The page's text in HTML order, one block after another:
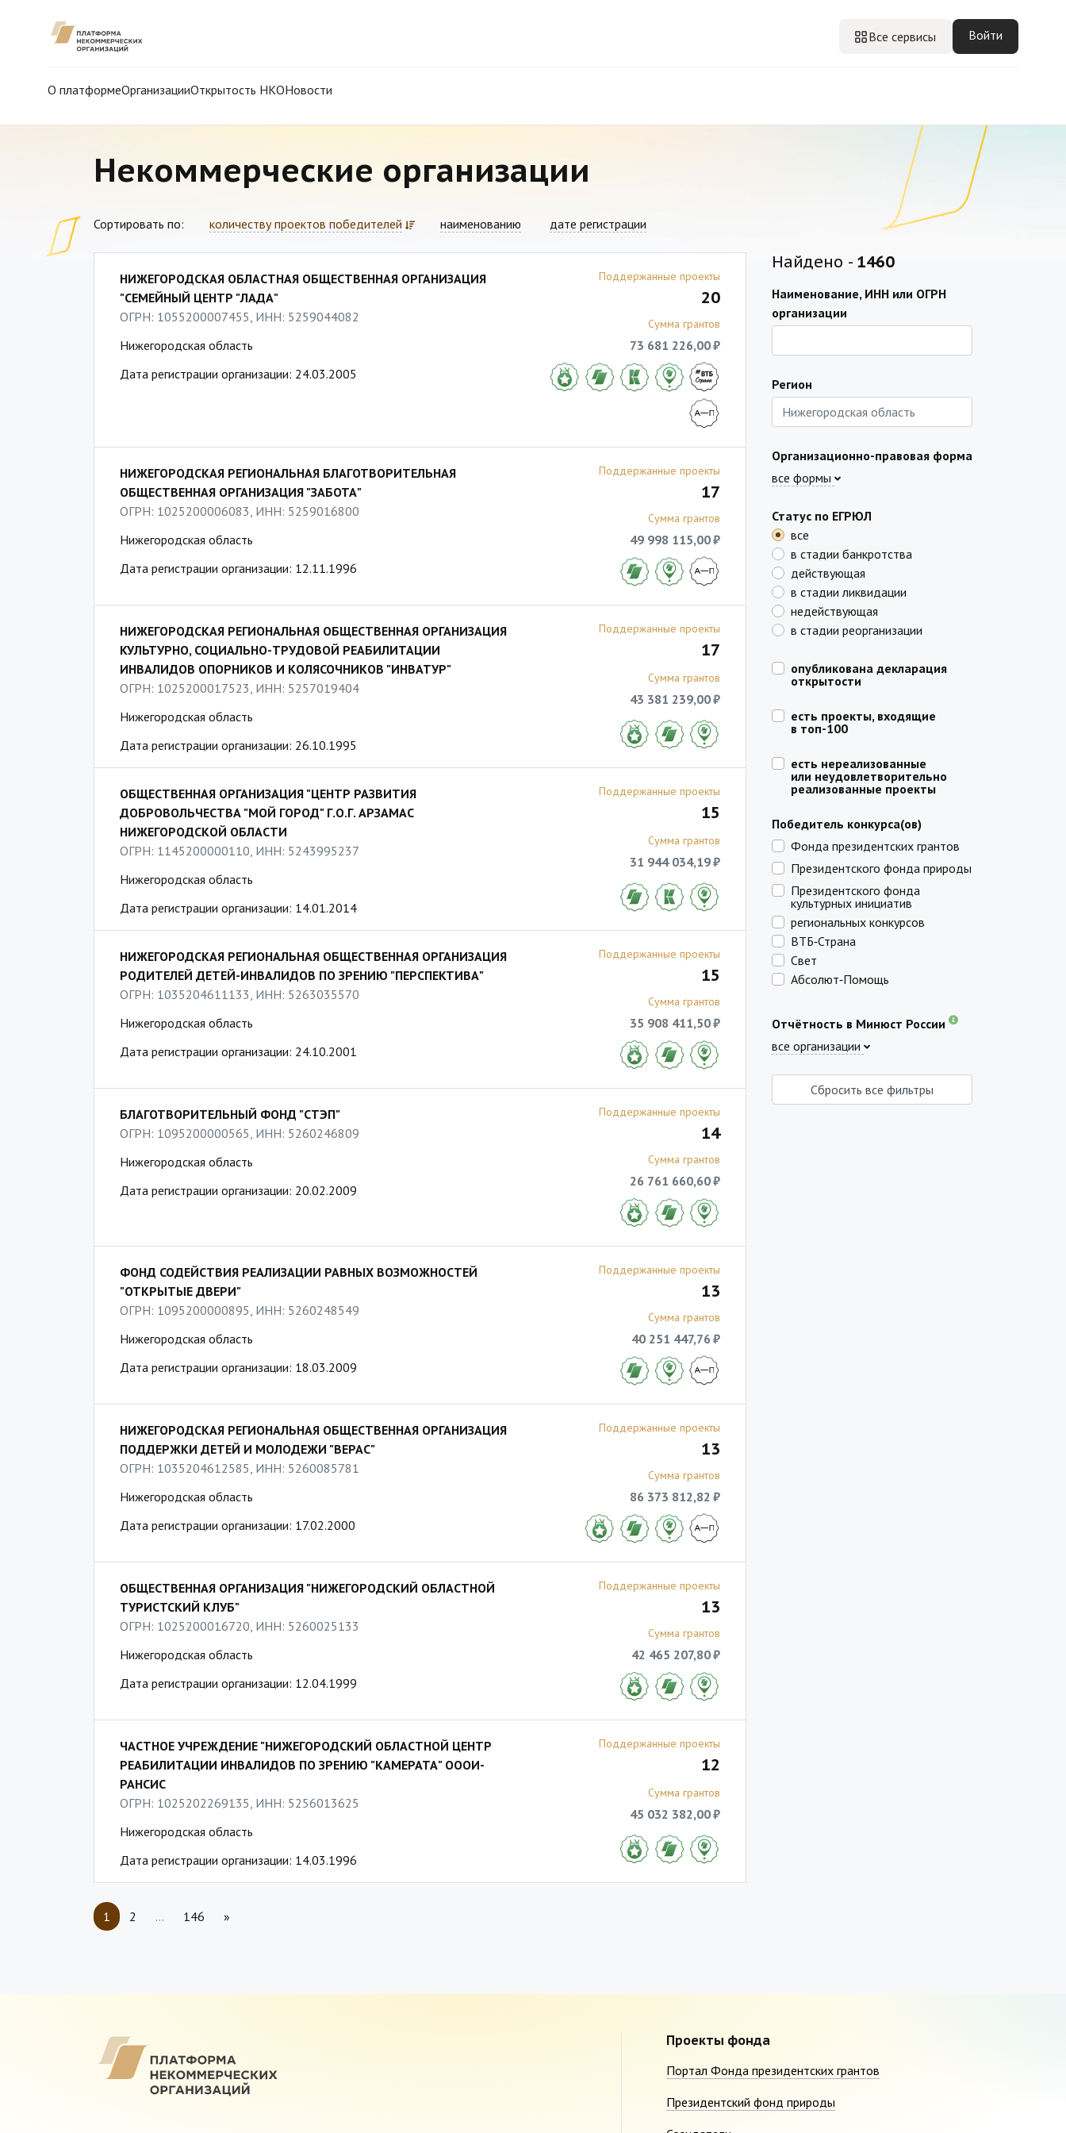
Все сервисы Войти
О платформеОрганизацииОткрытость НКОНовости
Некоммерческие организации
Сортировать по: количеству проектов победителей наименованию дате регистрации
НИЖЕГОРОДСКАЯ ОБЛАСТНАЯ ОБЩЕСТВЕННАЯ ОРГАНИЗАЦИЯ
"СЕМЕЙНЫЙ ЦЕНТР "ЛАДА"
ОГРН: 1055200007455, ИНН: 5259044082
Нижегородская область
Дата регистрации организации: 24.03.2005
Поддержанные проекты
20
Сумма грантов
73 681 226,00 ₽
НИЖЕГОРОДСКАЯ РЕГИОНАЛЬНАЯ БЛАГОТВОРИТЕЛЬНАЯ
ОБЩЕСТВЕННАЯ ОРГАНИЗАЦИЯ "ЗАБОТА"
ОГРН: 1025200006083, ИНН: 5259016800
Нижегородская область
Дата регистрации организации: 12.11.1996
Поддержанные проекты
17
Сумма грантов
49 998 115,00 ₽
НИЖЕГОРОДСКАЯ РЕГИОНАЛЬНАЯ ОБЩЕСТВЕННАЯ ОРГАНИЗАЦИЯ
КУЛЬТУРНО, СОЦИАЛЬНО-ТРУДОВОЙ РЕАБИЛИТАЦИИ
ИНВАЛИДОВ ОПОРНИКОВ И КОЛЯСОЧНИКОВ "ИНВАТУР"
ОГРН: 1025200017523, ИНН: 5257019404
Нижегородская область
Дата регистрации организации: 26.10.1995
Поддержанные проекты
17
Сумма грантов
43 381 239,00 ₽
ОБЩЕСТВЕННАЯ ОРГАНИЗАЦИЯ "ЦЕНТР РАЗВИТИЯ
ДОБРОВОЛЬЧЕСТВА "МОЙ ГОРОД" Г.О.Г. АРЗАМАС
НИЖЕГОРОДСКОЙ ОБЛАСТИ
ОГРН: 1145200000110, ИНН: 5243995237
Нижегородская область
Дата регистрации организации: 14.01.2014
Поддержанные проекты
15
Сумма грантов
31 944 034,19 ₽
НИЖЕГОРОДСКАЯ РЕГИОНАЛЬНАЯ ОБЩЕСТВЕННАЯ ОРГАНИЗАЦИЯ
РОДИТЕЛЕЙ ДЕТЕЙ-ИНВАЛИДОВ ПО ЗРЕНИЮ "ПЕРСПЕКТИВА"
ОГРН: 1035204611133, ИНН: 5263035570
Нижегородская область
Дата регистрации организации: 24.10.2001
Поддержанные проекты
15
Сумма грантов
35 908 411,50 ₽
БЛАГОТВОРИТЕЛЬНЫЙ ФОНД "СТЭП"
ОГРН: 1095200000565, ИНН: 5260246809
Нижегородская область
Дата регистрации организации: 20.02.2009
Поддержанные проекты
14
Сумма грантов
26 761 660,60 ₽
ФОНД СОДЕЙСТВИЯ РЕАЛИЗАЦИИ РАВНЫХ ВОЗМОЖНОСТЕЙ
"ОТКРЫТЫЕ ДВЕРИ"
ОГРН: 1095200000895, ИНН: 5260248549
Нижегородская область
Дата регистрации организации: 18.03.2009
Поддержанные проекты
13
Сумма грантов
40 251 447,76 ₽
НИЖЕГОРОДСКАЯ РЕГИОНАЛЬНАЯ ОБЩЕСТВЕННАЯ ОРГАНИЗАЦИЯ
ПОДДЕРЖКИ ДЕТЕЙ И МОЛОДЕЖИ "ВЕРАС"
ОГРН: 1035204612585, ИНН: 5260085781
Нижегородская область
Дата регистрации организации: 17.02.2000
Поддержанные проекты
13
Сумма грантов
86 373 812,82 ₽
ОБЩЕСТВЕННАЯ ОРГАНИЗАЦИЯ "НИЖЕГОРОДСКИЙ ОБЛАСТНОЙ
ТУРИСТСКИЙ КЛУБ"
ОГРН: 1025200016720, ИНН: 5260025133
Нижегородская область
Дата регистрации организации: 12.04.1999
Поддержанные проекты
13
Сумма грантов
42 465 207,80 ₽
ЧАСТНОЕ УЧРЕЖДЕНИЕ "НИЖЕГОРОДСКИЙ ОБЛАСТНОЙ ЦЕНТР
РЕАБИЛИТАЦИИ ИНВАЛИДОВ ПО ЗРЕНИЮ "КАМЕРАТА" ОООИ-
РАНСИС
ОГРН: 1025202269135, ИНН: 5256013625
Нижегородская область
Дата регистрации организации: 14.03.1996
Поддержанные проекты
12
Сумма грантов
45 032 382,00 ₽
Найдено - 1460
Наименование, ИНН или ОГРН
организации
Регион
Организационно-правовая форма
все формы
Статус по ЕГРЮЛ
все
в стадии банкротства
действующая
в стадии ликвидации
недействующая
в стадии реорганизации
опубликована декларация
открытости
есть проекты, входящие
в топ-100
есть нереализованные
или неудовлетворительно
реализованные проекты
Победитель конкурса(ов)
Фонда президентских грантов
Президентского фонда природы
Президентского фонда
культурных инициатив
региональных конкурсов
ВТБ‑Страна
Свет
Абсолют‑Помощь
Отчётность в Минюст России
все организации
Сбросить все фильтры
1 2 … 146 »
Проекты фонда
Портал Фонда президентских грантов
Президентский фонд природы